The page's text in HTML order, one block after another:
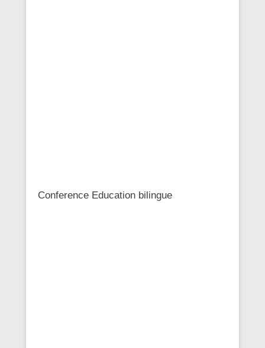
Conference Education bilingue